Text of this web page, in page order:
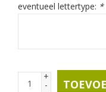
eventueel lettertype: *
+
-